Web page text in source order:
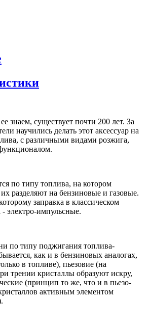
знаем, существует почти 200 лет. За
научились делать этот аксессуар на
с различными видами розжига,
по типу топлива, на котором
разделяют на бензиновые и газовые.
заправка в классическом
электро-импульсные.
по типу поджигания топлива-
как и в бензиновых аналогах,
в топливе), пьезовие (на
трении кристаллы образуют искру,
(принцип то же, что и в пьезо-
активным элементом